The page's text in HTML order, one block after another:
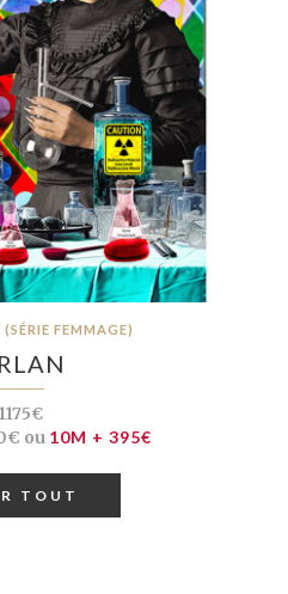
FEMMAGE)
1175€
ou 10M + 395€
TOUT